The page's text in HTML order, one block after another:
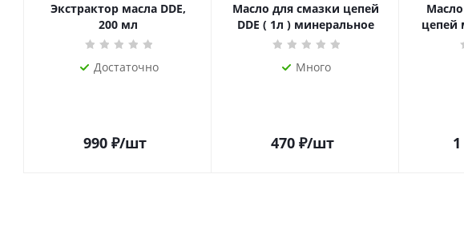
Экстрактор масла DDE,
200 мл
Достаточно
990 ₽/шт
Масло для смазки цепей
DDE ( 1л ) минеральное
Много
470 ₽/шт
цепей